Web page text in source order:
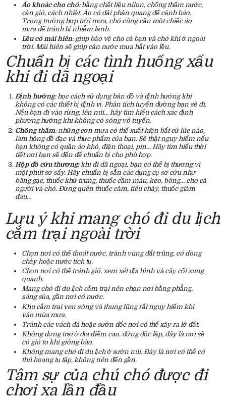
Áo khoác cho chó: bằng chất liệu nilon, chống thấm nước,
cản gió, cách nhiệt. Áo có dải phản quang để cảnh báo.
Trong trường hợp trời mưa, chó cũng cần một chiếc áo
mưa để tránh bị nhiễm lạnh.
Lều có mái hiên: giúp bảo vệ cho cả bạn và chó khi ở ngoài
trời. Mái hiên sẽ giúp cản nước mưa hắt vào lều.
Chuẩn bị các tình huống xấu
khi đi dã ngoại
Định hướng: học cách sử dụng bản đồ và định hướng khi
không có các thiết bị định vị. Phân tích tuyến đường bạn sẽ đi.
Nếu bạn đi vào rừng, lên núi… hãy tìm hiểu cách xác định
phương hướng khi không có sóng vô tuyến.
Chống thấm: những cơn mưa có thể xuất hiện bất cứ lúc nào,
làm hỏng đồ đạc và thực phẩm của bạn. Sẽ thật nguy hiểm nếu
bạn không có quần áo khô, điện thoại, pin… Hãy tìm hiểu thời
tiết nơi bạn sẽ đến để chuẩn bị cho phù hợp.
Hộp đồ cứu thương: khi đi dã ngoại, bạn có thể bị thương vì
một phút sơ sẩy. Hãy chuẩn bị sẵn các dụng cụ sơ cứu như
băng gạc, thuốc khử trùng, thuốc cầm máu, kéo, bông… cho cả
người và chó. Đừng quên thuốc cảm, tiêu chảy, thuốc giảm
đau…
Lưu ý khi mang chó đi du lịch
cắm trại ngoài trời
Chọn nơi có thể thoát nước, tránh vùng đất trũng, có dòng
chảy hoặc nước tích tụ.
Chọn nơi có thể tránh gió, xem xét địa hình và cây cối xung
quanh.
Mang chó đi du lịch cắm trại nên chọn nơi bằng phẳng,
sáng sủa, gần nơi có nước.
Khu cắm trại ven sông và thung lũng rất nguy hiểm khi
vào mùa mưa.
Tránh các vách đá hoặc sườn dốc nơi có thể xảy ra lở đất.
Không dựng trại ở địa điểm cao, đứng độc lập, đây là nơi sẽ
có gió to khi giông bão.
Không mang chó đi du lịch ở sườn núi. Đây là nơi có thể có
thú hoang tụ tập, không nên đến gần.
Tâm sự của chú chó được đi
chơi xa lần đầu